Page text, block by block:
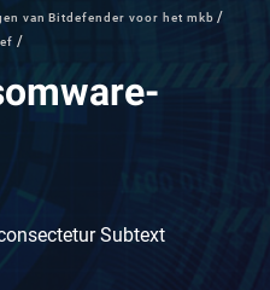
van Bitdefender voor het mkb
Subtext